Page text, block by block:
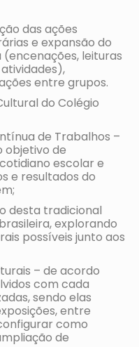
das ações
e expansão do
leituras
entre grupos.
do Colégio
de Trabalhos –
objetivo de
escolar e
e resultados do
desta tradicional
explorando
possíveis junto aos
– de acordo
com cada
sendo elas
entre
como
de